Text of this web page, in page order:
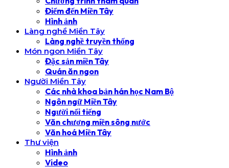
Điểm đến Miền Tây
Hình ảnh
Làng nghề Miền Tây
Làng nghề truyền thống
Món ngon Miền Tây
Đặc sản miền Tây
Quán ăn ngon
Người Miền Tây
Các nhà khoa bản hán học Nam Bộ
Ngôn ngữ Miền Tây
Người nổi tiếng
Văn chương miền sông nước
Văn hoá Miền Tây
Thư viện
Hình ảnh
Video